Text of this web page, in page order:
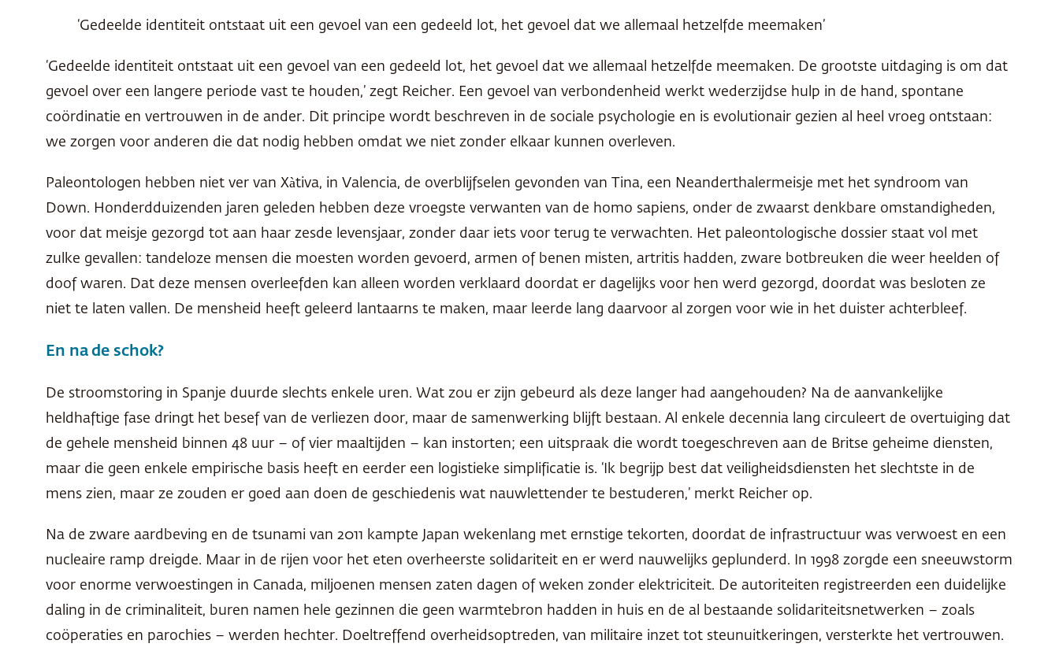
‘Gedeelde identiteit ontstaat uit een gevoel van een gedeeld lot, het gevoel dat we allemaal hetzelfde meemaken’
‘Gedeelde identiteit ontstaat uit een gevoel van een gedeeld lot, het gevoel dat we allemaal hetzelfde meemaken. De grootste uitdaging is om dat
gevoel over een langere periode vast te houden,’ zegt Reicher. Een gevoel van verbondenheid werkt wederzijdse hulp in de hand, spontane
coördinatie en vertrouwen in de ander. Dit principe wordt beschreven in de sociale psychologie en is evolutionair gezien al heel vroeg ontstaan:
we zorgen voor anderen die dat nodig hebben omdat we niet zonder elkaar kunnen overleven.
Paleontologen hebben niet ver van Xàtiva, in Valencia, de overblijfselen gevonden van Tina, een Neanderthalermeisje met het syndroom van
Down. Honderdduizenden jaren geleden hebben deze vroegste verwanten van de homo sapiens, onder de zwaarst denkbare omstandigheden,
voor dat meisje gezorgd tot aan haar zesde levensjaar, zonder daar iets voor terug te verwachten. Het paleontologische dossier staat vol met
zulke gevallen: tandeloze mensen die moesten worden gevoerd, armen of benen misten, artritis hadden, zware botbreuken die weer heelden of
doof waren. Dat deze mensen overleefden kan alleen worden verklaard doordat er dagelijks voor hen werd gezorgd, doordat was besloten ze
niet te laten vallen. De mensheid heeft geleerd lantaarns te maken, maar leerde lang daarvoor al zorgen voor wie in het duister achterbleef.
En na de schok?
De stroomstoring in Spanje duurde slechts enkele uren. Wat zou er zijn gebeurd als deze langer had aangehouden? Na de aanvankelijke
heldhaftige fase dringt het besef van de verliezen door, maar de samenwerking blijft bestaan. Al enkele decennia lang circuleert de overtuiging dat
de gehele mensheid binnen 48 uur – of vier maaltijden – kan instorten; een uitspraak die wordt toegeschreven aan de Britse geheime diensten,
maar die geen enkele empirische basis heeft en eerder een logistieke simplificatie is. ‘Ik begrijp best dat veiligheidsdiensten het slechtste in de
mens zien, maar ze zouden er goed aan doen de geschiedenis wat nauwlettender te bestuderen,’ merkt Reicher op.
Na de zware aardbeving en de tsunami van 2011 kampte Japan wekenlang met ernstige tekorten, doordat de infrastructuur was verwoest en een
nucleaire ramp dreigde. Maar in de rijen voor het eten overheerste solidariteit en er werd nauwelijks geplunderd. In 1998 zorgde een sneeuwstorm
voor enorme verwoestingen in Canada, miljoenen mensen zaten dagen of weken zonder elektriciteit. De autoriteiten registreerden een duidelijke
daling in de criminaliteit, buren namen hele gezinnen die geen warmtebron hadden in huis en de al bestaande solidariteitsnetwerken – zoals
coöperaties en parochies – werden hechter. Doeltreffend overheidsoptreden, van militaire inzet tot steunuitkeringen, versterkte het vertrouwen.